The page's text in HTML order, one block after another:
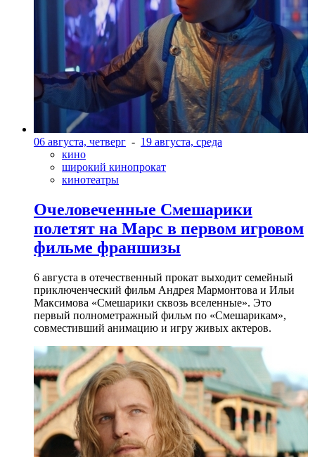
06 августа, четверг - 19 августа, среда
кино
широкий кинопрокат
кинотеатры
Очеловеченные Смешарики
полетят на Марс в первом игровом
фильме франшизы
6 августа в отечественный прокат выходит семейный
приключенческий фильм Андрея Мармонтова и Ильи
Максимова «Смешарики сквозь вселенные». Это
первый полнометражный фильм по «Смешарикам»,
совместивший анимацию и игру живых актеров.